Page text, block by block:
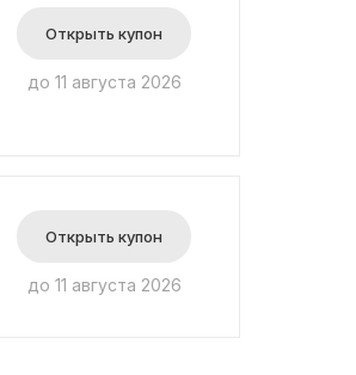
Открыть купон
до 11 августа 2026
Открыть купон
до 11 августа 2026